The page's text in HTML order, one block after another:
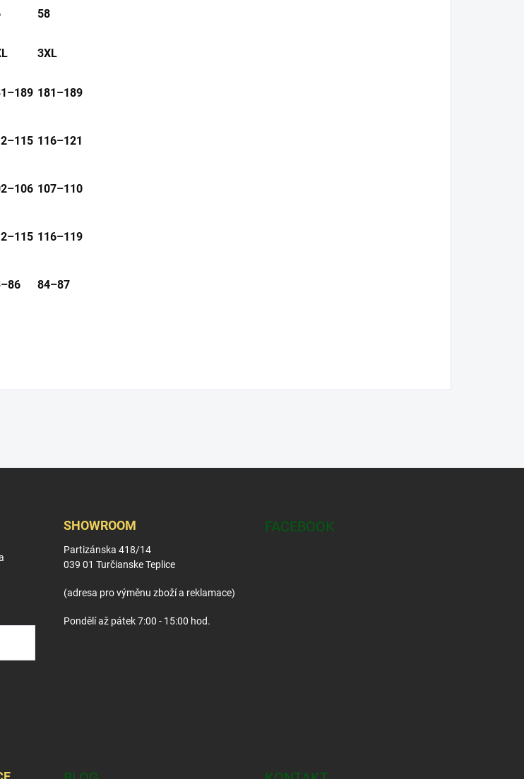
58
3XL
181–189
116–121
107–110
116–119
84–87
SHOWROOM
Partizánska 418/14
039 01 Turčianske Teplice
(adresa pro výměnu zboží a reklamace)
Pondělí až pátek 7:00 - 15:00 hod.
FACEBOOK